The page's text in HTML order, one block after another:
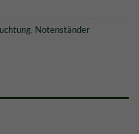
, Notenständer